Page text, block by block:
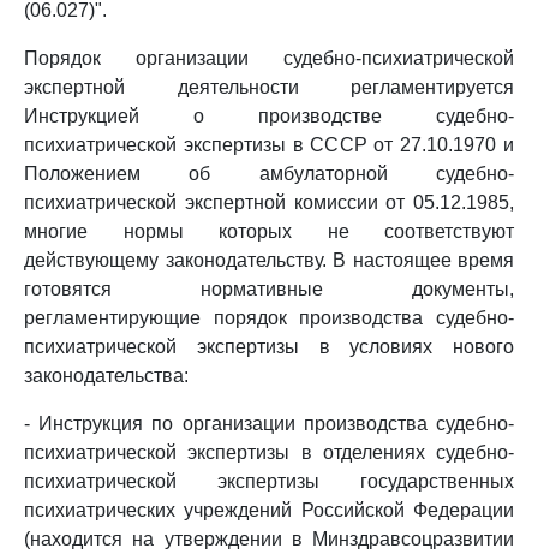
(06.027)".
Порядок организации судебно-психиатрической
экспертной деятельности регламентируется
Инструкцией о производстве судебно-
психиатрической экспертизы в СССР от 27.10.1970 и
Положением об амбулаторной судебно-
психиатрической экспертной комиссии от 05.12.1985,
многие нормы которых не соответствуют
действующему законодательству. В настоящее время
готовятся нормативные документы,
регламентирующие порядок производства судебно-
психиатрической экспертизы в условиях нового
законодательства:
- Инструкция по организации производства судебно-
психиатрической экспертизы в отделениях судебно-
психиатрической экспертизы государственных
психиатрических учреждений Российской Федерации
(находится на утверждении в Минздравсоцразвитии